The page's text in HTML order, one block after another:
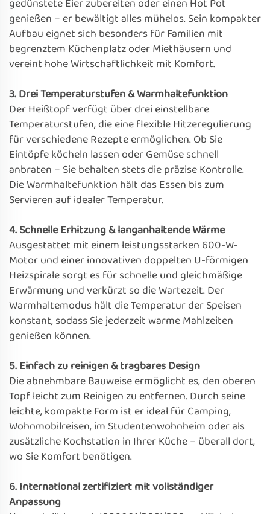
gedünstete Eier zubereiten oder einen Hot Pot
genießen – er bewältigt alles mühelos. Sein kompakter
Aufbau eignet sich besonders für Familien mit
begrenztem Küchenplatz oder Miethäusern und
vereint hohe Wirtschaftlichkeit mit Komfort.
3. Drei Temperaturstufen & Warmhaltefunktion
Der Heißtopf verfügt über drei einstellbare
Temperaturstufen, die eine flexible Hitzeregulierung
für verschiedene Rezepte ermöglichen. Ob Sie
Eintöpfe köcheln lassen oder Gemüse schnell
anbraten – Sie behalten stets die präzise Kontrolle.
Die Warmhaltefunktion hält das Essen bis zum
Servieren auf idealer Temperatur.
4. Schnelle Erhitzung & langanhaltende Wärme
Ausgestattet mit einem leistungsstarken 600-W-
Motor und einer innovativen doppelten U-förmigen
Heizspirale sorgt es für schnelle und gleichmäßige
Erwärmung und verkürzt so die Wartezeit. Der
Warmhaltemodus hält die Temperatur der Speisen
konstant, sodass Sie jederzeit warme Mahlzeiten
genießen können.
5. Einfach zu reinigen & tragbares Design
Die abnehmbare Bauweise ermöglicht es, den oberen
Topf leicht zum Reinigen zu entfernen. Durch seine
leichte, kompakte Form ist er ideal für Camping,
Wohnmobilreisen, im Studentenwohnheim oder als
zusätzliche Kochstation in Ihrer Küche – überall dort,
wo Sie Komfort benötigen.
6. International zertifiziert mit vollständiger
Anpassung